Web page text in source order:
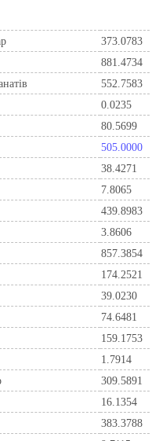
373.0783
881.4734
552.7583
0.0235
80.5699
505.0000
38.4271
7.8065
439.8983
3.8606
857.3854
174.2521
39.0230
74.6481
159.1753
1.7914
309.5891
16.1354
383.3788